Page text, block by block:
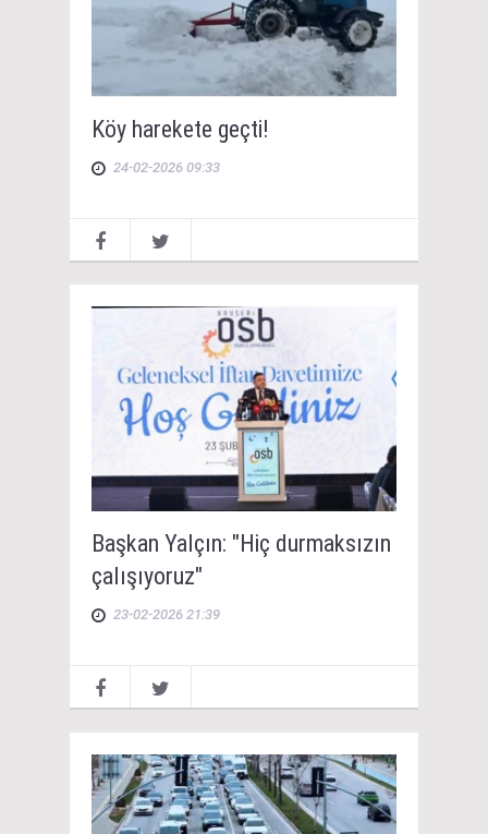
Köy harekete geçti!
24-02-2026 09:33
Başkan Yalçın: "Hiç durmaksızın
çalışıyoruz"
23-02-2026 21:39